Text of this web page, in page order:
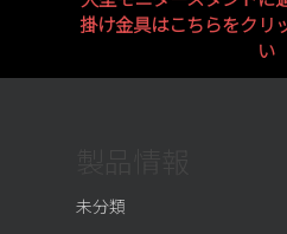
掛け金具はこちらをクリ
い
未分類